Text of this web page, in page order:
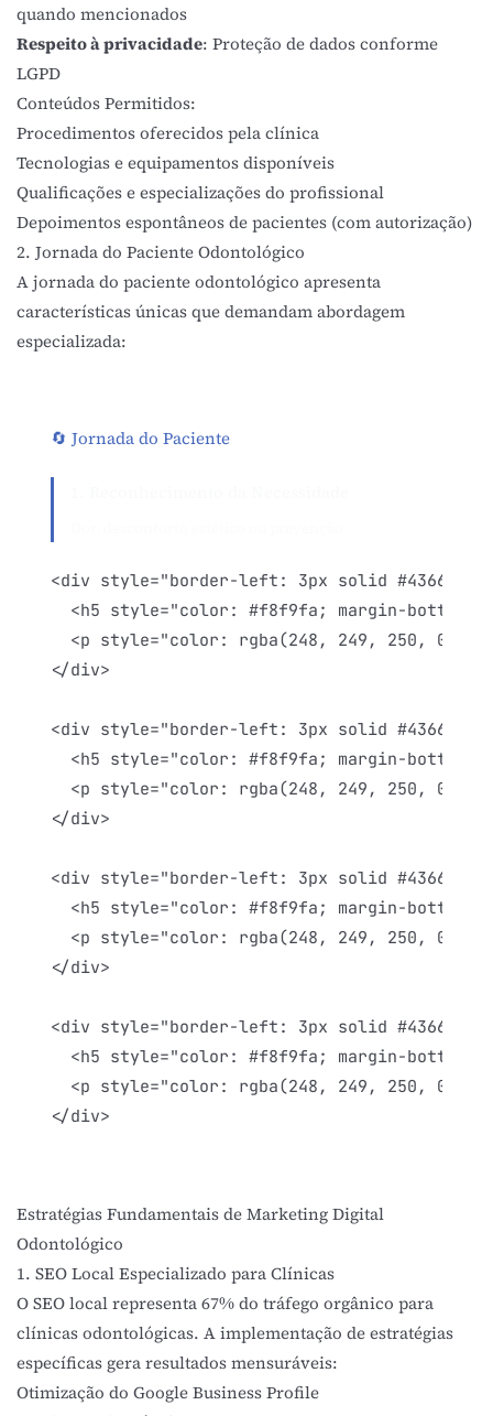
quando mencionados
Respeito à privacidade: Proteção de dados conforme
LGPD
Conteúdos Permitidos:
Procedimentos oferecidos pela clínica
Tecnologias e equipamentos disponíveis
Qualificações e especializações do profissional
Depoimentos espontâneos de pacientes (com autorização)
2. Jornada do Paciente Odontológico
A jornada do paciente odontológico apresenta
características únicas que demandam abordagem
especializada:
🔄 Jornada do Paciente
<div style="border-left: 3px solid #4366bb;
<h5 style="color: #f8f9fa; margin-bottom:
<p style="color: rgba(248, 249, 250,
</div>
<div style="border-left: 3px solid #4366bb;
<h5 style="color: #f8f9fa; margin-bottom:
<p style="color: rgba(248, 249, 250,
</div>
<div style="border-left: 3px solid #4366bb;
<h5 style="color: #f8f9fa; margin-bottom:
<p style="color: rgba(248, 249, 250,
</div>
<div style="border-left: 3px solid #4366bb;
<h5 style="color: #f8f9fa; margin-bottom:
<p style="color: rgba(248, 249, 250,
Estratégias Fundamentais de Marketing Digital
Odontológico
1. SEO Local Especializado para Clínicas
O SEO local representa 67% do tráfego orgânico para
clínicas odontológicas. A implementação de estratégias
específicas gera resultados mensuráveis:
Otimização do Google Business Profile